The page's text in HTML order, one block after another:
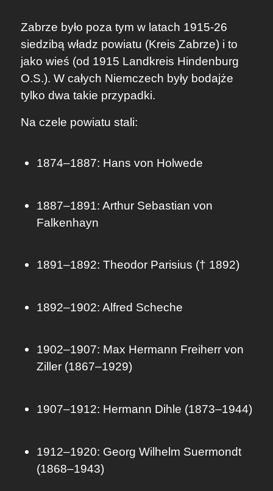
Zabrze było poza tym w latach 1915-26
siedzibą władz powiatu (Kreis Zabrze) i to
jako wieś (od 1915 Landkreis Hindenburg
O.S.). W całych Niemczech były bodajże
tylko dwa takie przypadki.
Na czele powiatu stali:
1874–1887: Hans von Holwede
1887–1891: Arthur Sebastian von
Falkenhayn
1891–1892: Theodor Parisius († 1892)
1892–1902: Alfred Scheche
1902–1907: Max Hermann Freiherr von
Ziller (1867–1929)
1907–1912: Hermann Dihle (1873–1944)
1912–1920: Georg Wilhelm Suermondt
(1868–1943)